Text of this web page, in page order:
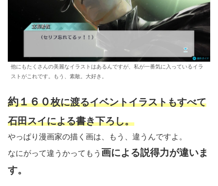
他にもたくさんの美麗なイラストはあるんですが、私が一番気に入っているイラ
ストがこれです。もう、素敵。大好き。
約１６０枚に渡るイベントイラストもすべて
石田スイによる書き下ろし。
やっぱり漫画家の描く画は、もう、違うんですよ。
なにがって違うかってもう 画による説得力が違いま
す。